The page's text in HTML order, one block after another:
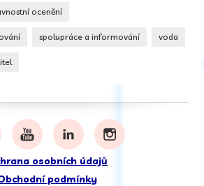
ocenění
spolupráce a informování voda
osobních údajů
podmínky